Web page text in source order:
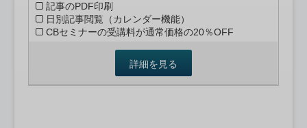
記事のPDF印刷
日別記事閲覧（カレンダー機能）
CBセミナーの受講料が通常価格の20％OFF
詳細を見る